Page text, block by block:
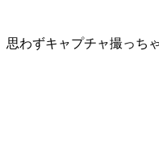
わずキャプチャ撮っちゃ